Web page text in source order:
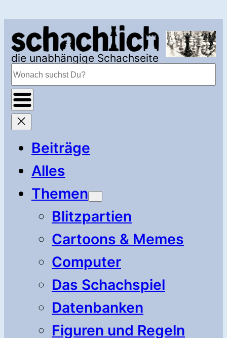
springen
die unabhängige Schachseite
Suchen
Beiträge
Alles
Themen
Blitzpartien
Cartoons & Memes
Computer
Das Schachspiel
Datenbanken
Figuren und Regeln